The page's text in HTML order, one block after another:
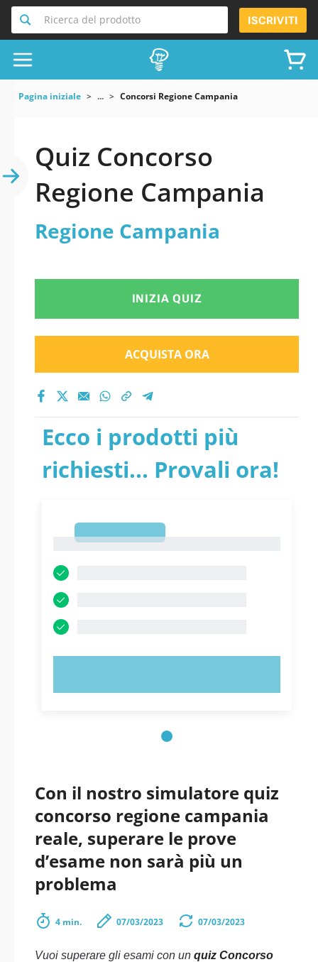
Ricerca del prodotto ISCRIVITI
Pagina iniziale ... Concorsi Regione Campania
Quiz Concorso
Regione Campania
Regione Campania
INIZIA QUIZ
ACQUISTA ORA
Ecco i prodotti più
richiesti... Provali ora!
Con il nostro simulatore quiz
concorso regione campania
reale, superare le prove
d’esame non sarà più un
problema
4 min. 07/03/2023 07/03/2023
Vuoi superare gli esami con un quiz Concorso